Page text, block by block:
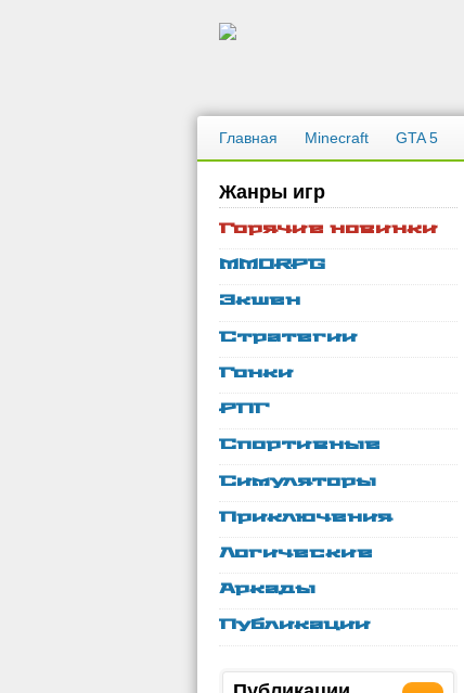
Главная Minecraft GTA 5
Жанры игр
Горячие новинки
MMORPG
Экшен
Стратегии
Гонки
РПГ
Спортивные
Симуляторы
Приключения
Логические
Аркады
Публикации